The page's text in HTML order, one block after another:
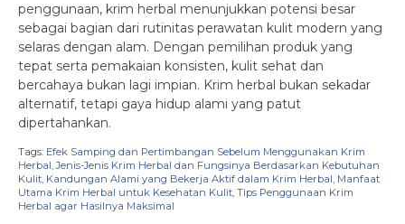
penggunaan, krim herbal menunjukkan potensi besar
sebagai bagian dari rutinitas perawatan kulit modern yang
selaras dengan alam. Dengan pemilihan produk yang
tepat serta pemakaian konsisten, kulit sehat dan
bercahaya bukan lagi impian. Krim herbal bukan sekadar
alternatif, tetapi gaya hidup alami yang patut
dipertahankan.
Tags: Efek Samping dan Pertimbangan Sebelum Menggunakan Krim
Herbal,Jenis-Jenis Krim Herbal dan Fungsinya Berdasarkan Kebutuhan
Kulit, Kandungan Alami yang Bekerja Aktif dalam Krim Herbal, Manfaat
Utama Krim Herbal untuk Kesehatan Kulit, Tips Penggunaan Krim
Herbal agar Hasilnya Maksimal